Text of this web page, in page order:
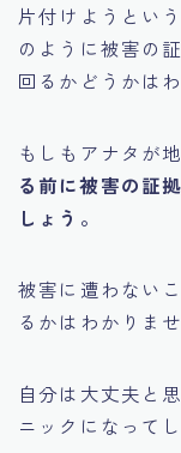
片付けようとい
のように被害の
回るかどうかは
もしもアナタが
る前に被害の証
しょう。
被害に遭わない
るかはわかりませ
自分は大丈夫と
ニックになって